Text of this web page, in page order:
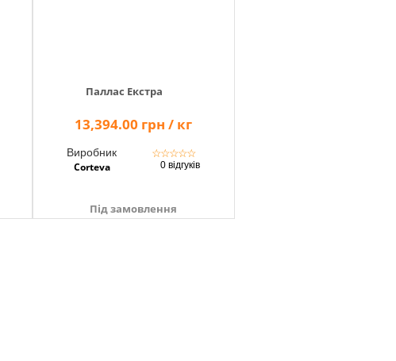
Паллас Екстра
13,394.00 грн / кг
Виробник
Corteva
☆☆☆☆☆
0 відгуків
Під замовлення